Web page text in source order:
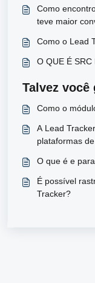
Como
teve maior
Como o Lead
O QUE É SRC
Talvez você
Como o
A Lead
plataformas
O que é e
É possível
Tracker?